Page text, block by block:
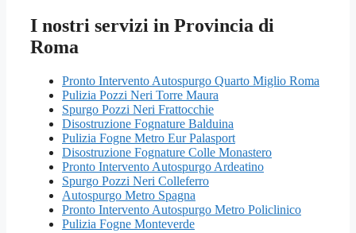
I nostri servizi in Provincia di
Roma
Pronto Intervento Autospurgo Quarto Miglio Roma
Pulizia Pozzi Neri Torre Maura
Spurgo Pozzi Neri Frattocchie
Disostruzione Fognature Balduina
Pulizia Fogne Metro Eur Palasport
Disostruzione Fognature Colle Monastero
Pronto Intervento Autospurgo Ardeatino
Spurgo Pozzi Neri Colleferro
Autospurgo Metro Spagna
Pronto Intervento Autospurgo Metro Policlinico
Pulizia Fogne Monteverde